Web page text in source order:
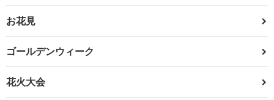
お花見
ゴールデンウィーク
花火大会